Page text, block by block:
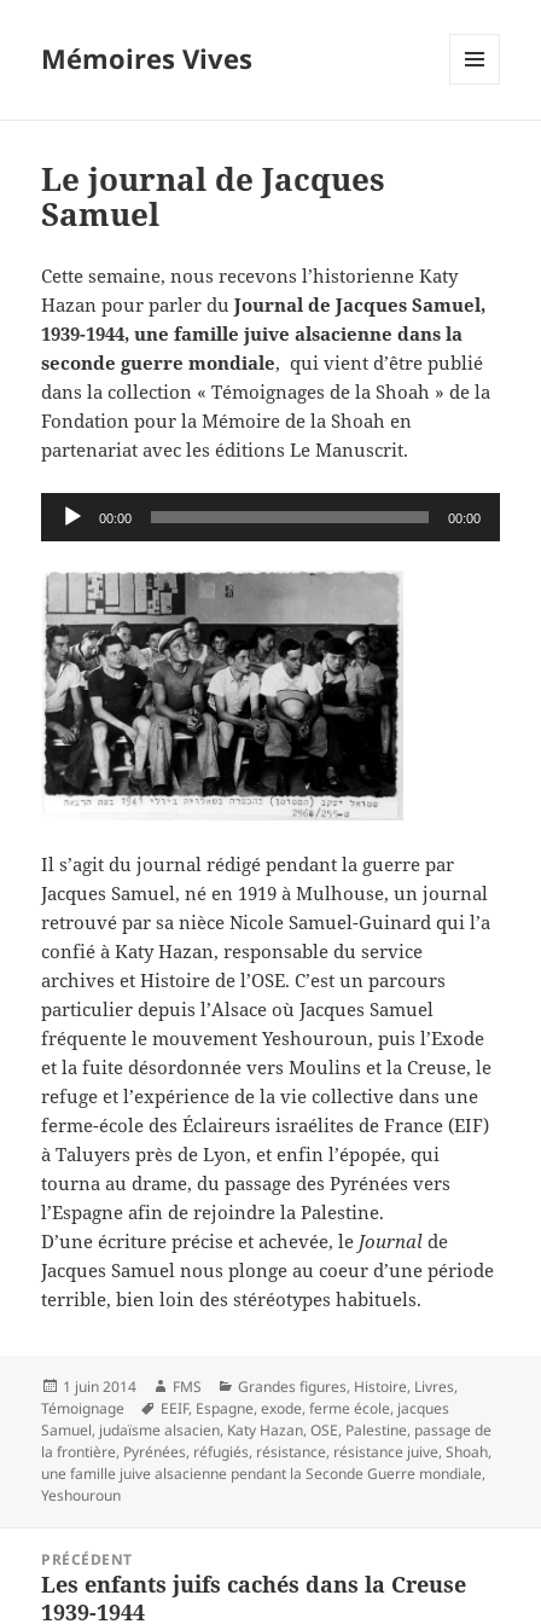
Mémoires Vives
Le journal de Jacques
Samuel
Cette semaine, nous recevons l’historienne Katy
Hazan pour parler duJournal de Jacques Samuel,
1939-1944, une famille juive alsacienne dans la
seconde guerre mondiale, qui vient d’être publié
dans la collection « Témoignages de la Shoah » de la
Fondation pour la Mémoire de la Shoah en
partenariat avec les éditions Le Manuscrit.
Lecteur
audio
00:00 00:00
Il s’agit du journal rédigé pendant la guerre par
Jacques Samuel, né en 1919 à Mulhouse, un journal
retrouvé par sa nièce Nicole Samuel-Guinard qui l’a
confié à Katy Hazan, responsable du service
archives et Histoire de l’OSE. C’est un parcours
particulier depuis l’Alsace où Jacques Samuel
fréquente le mouvement Yeshouroun, puisl’Exode
et la fuite désordonnée vers Moulins et la Creuse, le
refuge et l’expérience de la vie collective dans une
ferme-école des Éclaireurs israélites de France (EIF)
à Taluyers près de Lyon, et enfin l’épopée, qui
tourna au drame, du passage des Pyrénées vers
l’Espagne afin de rejoindre la Palestine.
D’une écriture précise et achevée, le Journalde
Jacques Samuel nous plonge au coeur d’une période
terrible, bien loin des stéréotypeshabituels.
Publié
le
1 juin 2014 Auteur
FMS Catégories
Grandes figures, Histoire, Livres,
Témoignage
Mots-
clés
EEIF, Espagne,exode,ferme école, jacques
Samuel, judaïsme alsacien, Katy Hazan,OSE, Palestine, passage de
la frontière, Pyrénées, réfugiés, résistance, résistance juive,Shoah,
une famille juive alsacienne pendant la Seconde Guerre mondiale,
Yeshouroun
l’article
PRÉCÉDENT
Article
précédent :
Les enfants juifs cachés dans la Creuse
1939-1944